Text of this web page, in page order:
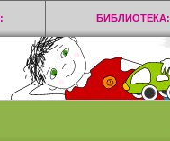
БИБЛИОТЕКА: